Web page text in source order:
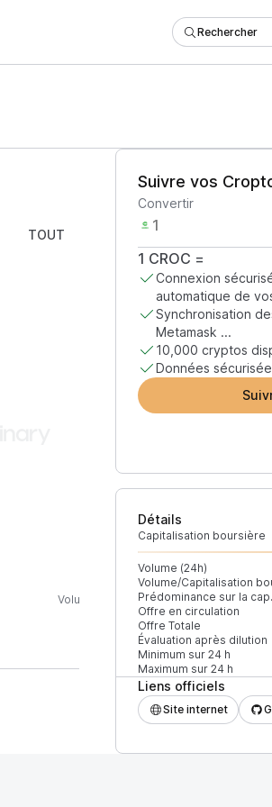
Rechercher
TOUT
Suivre vos
Convertir
1 CROC =
Connexion
automatique de
Synchronisation
Metamask ...
10,000 cryptos
Données
Détails
Capitalisation boursière
Volume (24h)
Volume/Capitalisation
Prédominance sur la
Offre en circulation
Offre Totale
Évaluation après dilution
Minimum sur 24 h
Maximum sur 24 h
Liens officiels
Site internet
Volume (24h) % du volume
100 %